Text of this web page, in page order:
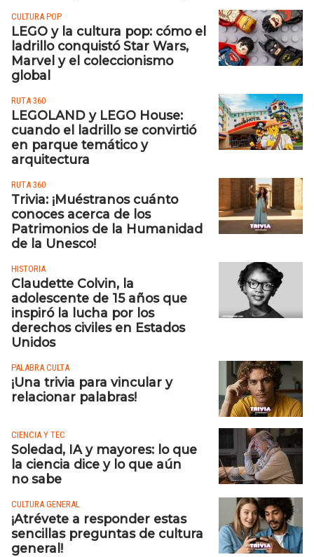
CULTURA POP
LEGO y la cultura pop: cómo el
ladrillo conquistó Star Wars,
Marvel y el coleccionismo
global
RUTA 360
LEGOLAND y LEGO House:
cuando el ladrillo se convirtió
en parque temático y
arquitectura
RUTA 360
Trivia: ¡Muéstranos cuánto
conoces acerca de los
Patrimonios de la Humanidad
de la Unesco!
HISTORIA
Claudette Colvin, la
adolescente de 15 años que
inspiró la lucha por los
derechos civiles en Estados
Unidos
PALABRA CULTA
¡Una trivia para vincular y
relacionar palabras!
CIENCIA Y TEC
Soledad, IA y mayores: lo que
la ciencia dice y lo que aún
no sabe
CULTURA GENERAL
¡Atrévete a responder estas
sencillas preguntas de cultura
general!